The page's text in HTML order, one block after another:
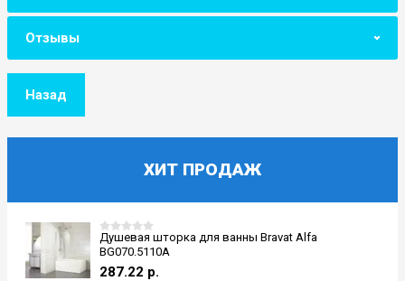
ХИТ ПРОДАЖ
Душевая шторка для ванны Bravat Alfa
BG070.5110A
287.22 р.
Отзывы
Назад